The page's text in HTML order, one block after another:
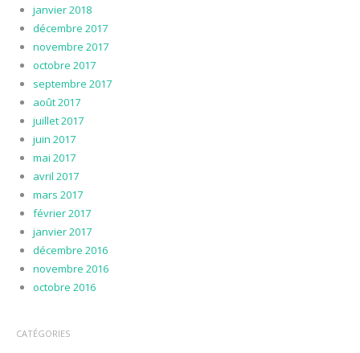
janvier 2018
décembre 2017
novembre 2017
octobre 2017
septembre 2017
août 2017
juillet 2017
juin 2017
mai 2017
avril 2017
mars 2017
février 2017
janvier 2017
décembre 2016
novembre 2016
octobre 2016
CATÉGORIES